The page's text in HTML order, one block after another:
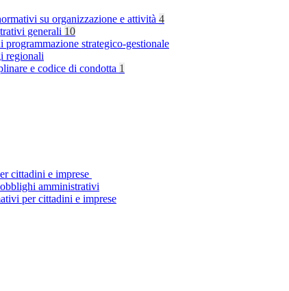
su organizzazione e attività 4
generali 10
programmazione strategico-gestionale
regionali
e codice di condotta 1
cittadini e imprese
amministrativi
per cittadini e imprese